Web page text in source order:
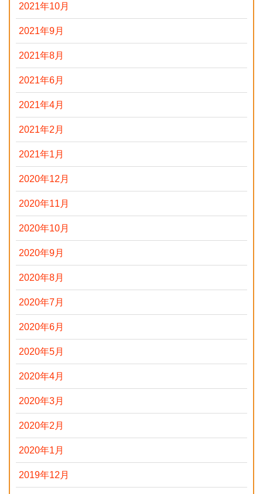
2021年10月
2021年9月
2021年8月
2021年6月
2021年4月
2021年2月
2021年1月
2020年12月
2020年11月
2020年10月
2020年9月
2020年8月
2020年7月
2020年6月
2020年5月
2020年4月
2020年3月
2020年2月
2020年1月
2019年12月